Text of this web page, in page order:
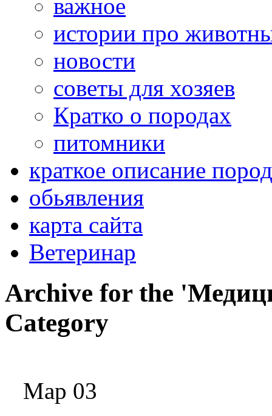
важное
истории про
новости
советы для хозяев
Кратко о породах
питомники
краткое описание пород
обьявления
карта сайта
Ветеринар
Archive for the
Category
Мар 03